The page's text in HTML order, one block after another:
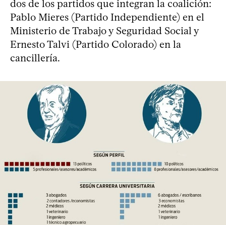
dos de los partidos que integran la coalición:
Pablo Mieres (Partido Independiente) en el
Ministerio de Trabajo y Seguridad Social y
Ernesto Talvi (Partido Colorado) en la
cancillería.